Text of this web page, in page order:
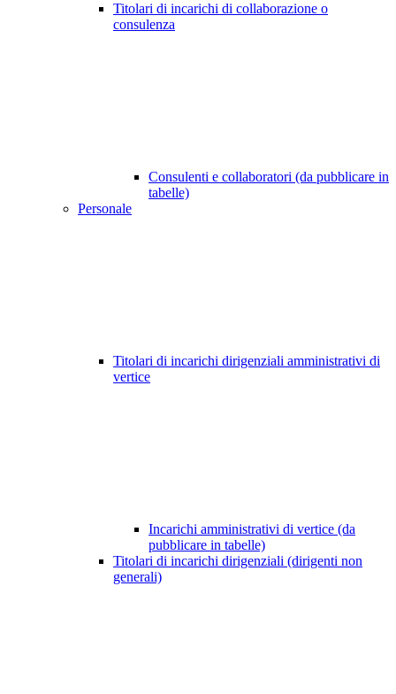
Titolari di incarichi di collaborazione o
consulenza
Consulenti e collaboratori (da pubblicare in
tabelle)
Personale
Titolari di incarichi dirigenziali amministrativi di
vertice
Incarichi amministrativi di vertice (da
pubblicare in tabelle)
Titolari di incarichi dirigenziali (dirigenti non
generali)